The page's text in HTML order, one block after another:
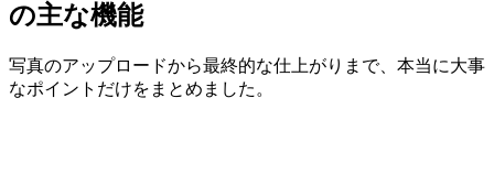
の主な機能
写真のアップロードから最終的な仕上がりまで、本当に大事
なポイントだけをまとめました。